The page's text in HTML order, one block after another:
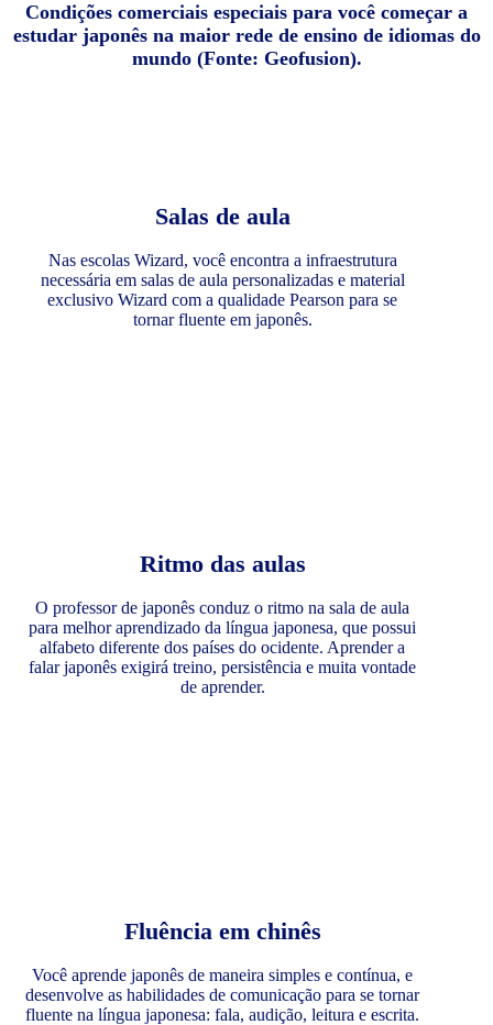
Condições comerciais especiais para você começar a
estudar japonês na maior rede de ensino de idiomas do
mundo (Fonte: Geofusion).
Salas de aula
Nas escolas Wizard, você encontra a infraestrutura
necessária em salas de aula personalizadas e material
exclusivo Wizard com a qualidade Pearson para se
tornar fluente em japonês.
Ritmo das aulas
O professor de japonês conduz o ritmo na sala de aula
para melhor aprendizado da língua japonesa, que possui
alfabeto diferente dos países do ocidente. Aprender a
falar japonês exigirá treino, persistência e muita vontade
de aprender.
Fluência em chinês
Você aprende japonês de maneira simples e contínua, e
desenvolve as habilidades de comunicação para se tornar
fluente na língua japonesa: fala, audição, leitura e escrita.